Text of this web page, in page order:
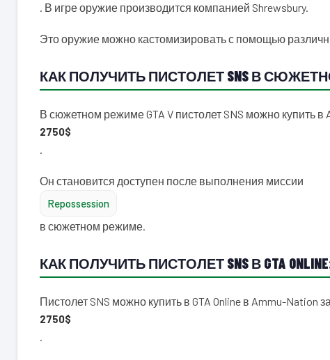
. В игре оружие производится компанией Shrewsbury.
Это оружие можно кастомизировать с помощью
КАК ПОЛУЧИТЬ ПИСТОЛЕТ SNS В
В сюжетном режиме GTA V пистолет SNS можно купить в
2750$
.
Он становится доступен после выполнения миссии
Repossession
в сюжетном режиме.
КАК ПОЛУЧИТЬ ПИСТОЛЕТ SNS В GTA
Пистолет SNS можно купить в GTA Online в Ammu-Nation за
2750$
.